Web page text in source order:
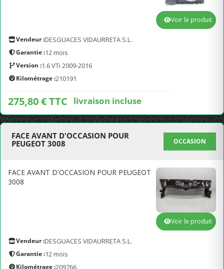
Vendeur :DESGUACES VIDAURRETA S.L.
Garantie :12 mois
Version :1.6 VTi 2009-2016
Kilométrage :210191
275,80 € TTC livraison incluse
Voir le produit
FACE AVANT D'OCCASION POUR
PEUGEOT 3008
OCCASION
FACE AVANT D'OCCASION POUR PEUGEOT
3008
Vendeur :DESGUACES VIDAURRETA S.L.
Garantie :12 mois
Kilométrage :209766
Voir le produit